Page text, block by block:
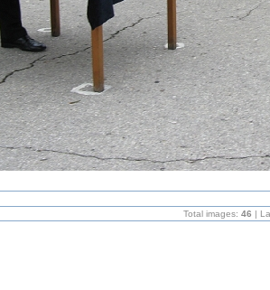
Total images: 46 |